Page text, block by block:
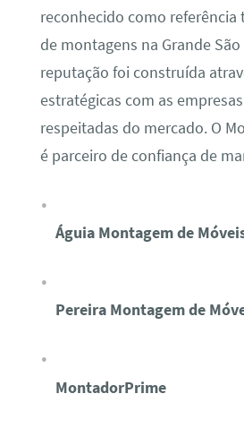
reconhecido como referência
de montagens na Grande São
reputação foi construída
estratégicas com as
respeitadas do mercado. O
é parceiro de confiança de
Águia Montagem de
Pereira Montagem de
MontadorPrime